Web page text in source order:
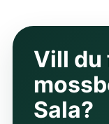
Vill du
Sala?